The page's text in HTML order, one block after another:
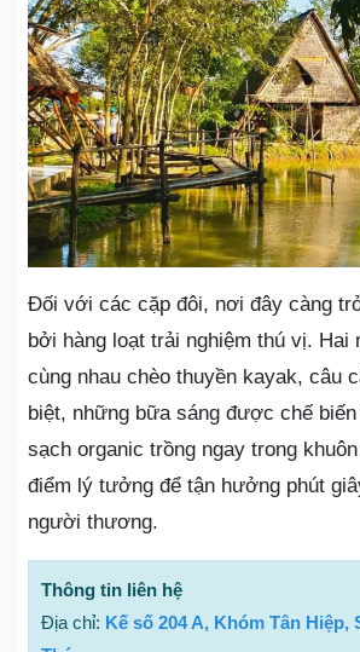
Đối với các cặp đôi, nơi đây càng
bởi hàng loạt trải nghiệm thú vị. Hai
cùng nhau chèo thuyền kayak, câu
biệt, những bữa sáng được chế
sạch organic trồng ngay trong
điểm lý tưởng để tận hưởng phút
người thương.
Thông tin liên hệ
Địa chỉ: Kế số 204 A, Khóm Tân Hiệp,